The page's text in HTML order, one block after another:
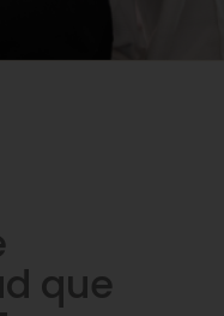
que